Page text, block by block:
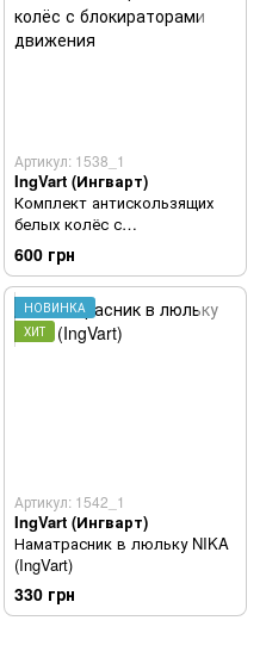
Артикул: 1538_1
IngVart (Ингварт)
Комплект антискользящих
белых колёс с
блокираторами движения
600 грн
НОВИНКА
ХИТ
Артикул: 1542_1
IngVart (Ингварт)
Наматрасник в люльку NIKA
(IngVart)
330 грн